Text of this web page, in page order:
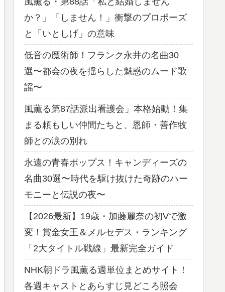
か？」「しません！」衝撃のプロポーズ
と「いとしげ」の意味
低音の魔術師！フランク永井の名曲30
選〜都会の夜を揺らした魅惑のムード歌
謡〜
風薫る第87話派出看護会」本格始動！集
まる頼もしい仲間たちと、恩師・善作牧
師との涙の別れ
永遠の青春ポップス！キャンディーズの
名曲30選〜時代を駆け抜けた奇跡のハー
モニーと伝説の夜〜
【2026最新】19歳・加藤麗奈の初Vで激
変！賞金女王＆メルセデス・ランキング
「2大タイトル戦線」最新完全ガイド
NHK朝ドラ風薫る週単位まとめサイト！
各週キャストとあらすじ見どころ照会